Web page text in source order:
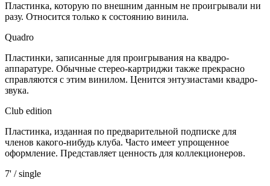
Пластинка, которую по внешним данным не проигрывали ни
разу. Относится только к состоянию винила.
Quadro
Пластинки, записанные для проигрывания на квадро-
аппаратуре. Обычные стерео-картриджи также прекрасно
справляются с этим винилом. Ценится энтузиастами квадро-
звука.
Club edition
Пластинка, изданная по предварительной подписке для
членов какого-нибудь клуба. Часто имеет упрощенное
оформление. Представляет ценность для коллекционеров.
7' / single